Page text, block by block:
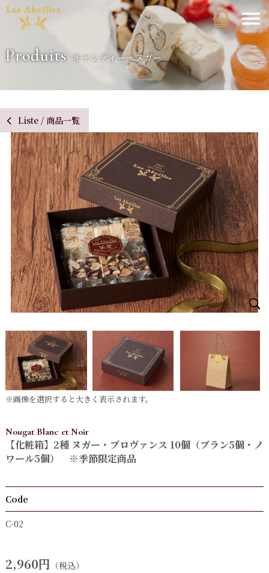
Produits キャンディー・ヌガー
Liste / 商品一覧
※画像を選択すると大きく表示されます。
Nougat Blanc et Noir
【化粧箱】2種 ヌガー・プロヴァンス 10個（ブラン5個・ノ
ワール5個） ※季節限定商品
Code
C-02
2,960円 （税込）